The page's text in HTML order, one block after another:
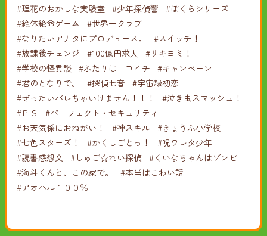
#理花のおかしな実験室 #少年探偵響
#ぼくらシリーズ
#絶体絶命ゲーム
#世界一クラブ
#なりたいアナタにプロデュース。
#スイッチ！
#放課後チェンジ
#100億円求人
#サキヨミ！
#学校の怪異談 #ふたりはニコイチ
#キャンペーン
#君のとなりで。
#探偵七音
#宇宙級初恋
#ぜったいバレちゃいけません！！！
#泣き虫スマッシュ！
#ＰＳ
#パーフェクト・セキュリティ
#お天気係におねがい！
#神スキル #きょうふ小学校
#七色スターズ！
#かくしごとっ！
#呪ワレタ少年
#読書感想文
#しゅご☆れい探偵 #くいなちゃんはゾンビ
#海斗くんと、この家で。
#本当はこわい話
#アオハル１００％